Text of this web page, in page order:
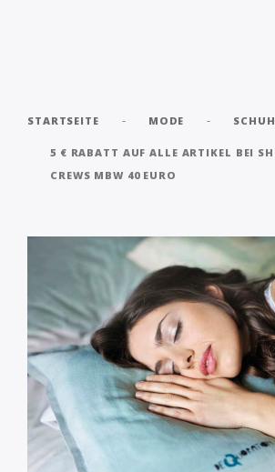
STARTSEITE - MODE -
5 € RABATT AUF ALLE ARTIKEL BEI
CREWS MBW 40 EURO